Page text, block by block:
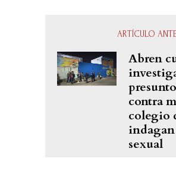
ARTÍCULO
Abren
contra
colegio
sexual